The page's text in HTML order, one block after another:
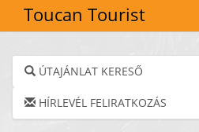
Toucan Tourist
ÚTAJÁNLAT KERESŐ
HÍRLEVÉL FELIRATKOZÁS